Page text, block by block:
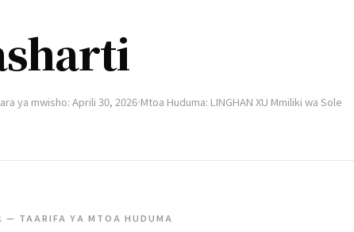
ya mwisho: Aprili 30, 2026 Mtoa Huduma: LINGHAN XU Mmiliki wa Sole
— TAARIFA YA MTOA HUDUMA